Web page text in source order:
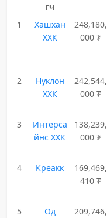
гч
1
Хашхан
ХХК
248,180,
000 ₮
2
Нуклон
ХХК
242,544,
000 ₮
3
Интерса
йнс ХХК
138,239,
000 ₮
4
Креакк
169,469,
410 ₮
5
Од
209,746,